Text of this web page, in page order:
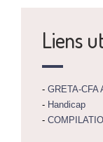
Liens
- GRETA-CFA
- Handicap
- COMPILATIO